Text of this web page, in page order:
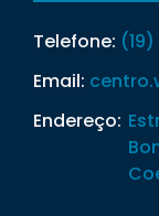
Telefone:
Email:
Endereço: